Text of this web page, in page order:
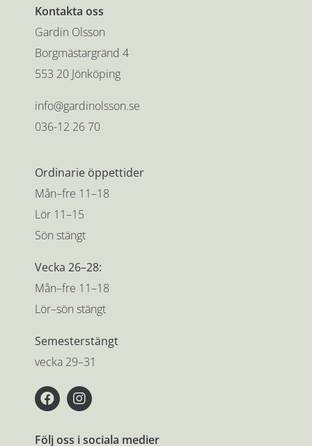
Kontakta oss
Gardin Olsson
Borgmästargränd 4
553 20 Jönköping
info@gardinolsson.se
036-12 26 70
Ordinarie öppettider
Mån–fre 11–18
Lör 11–15
Sön stängt
Vecka 26–28:
Mån–fre 11–18
Lör–sön stängt
Semesterstängt
vecka 29–31
Följ oss i sociala medier